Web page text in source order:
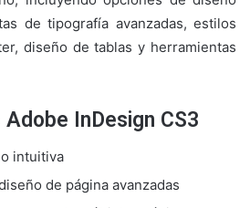
de tipografía avanzadas, estilos
diseño de tablas y herramientas
InDesign CS3
intuitiva
de página avanzadas